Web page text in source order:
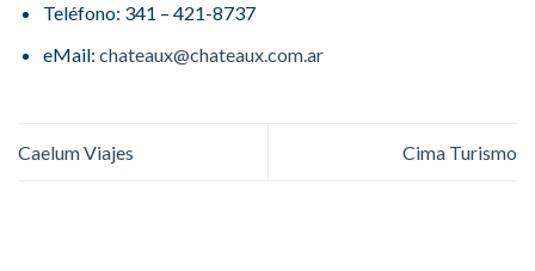
Teléfono: 341 – 421-8737
eMail: chateaux@chateaux.com.ar
Caelum Viajes Cima Turismo